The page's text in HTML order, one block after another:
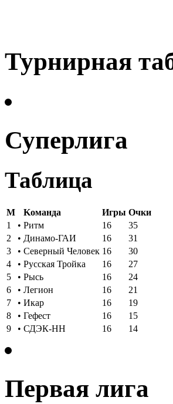
Турнирная
Суперлига
Таблица
M Kоманда Игры Oчки
1
• Ритм 16
35
2
• Динамо-ГАИ 16
31
3
• Северный Человек 16
30
4
• Русская Тройка 16
27
5
• Рысь 16
24
6
• Легион 16
21
7
• Икар 16
19
8
• Гефест 16
15
9
• СДЭК-НН 16 14
Первая лига